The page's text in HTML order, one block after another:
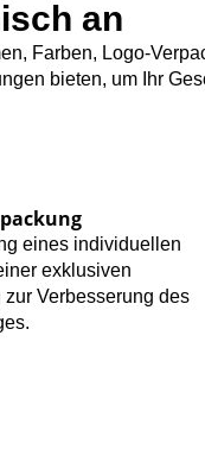
an
Farben, Logo-
bieten, um Ihr
eines individuellen
exklusiven
zur Verbesserung des